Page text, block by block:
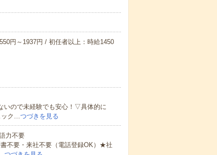
円～1937円 / 初任者以上：時給1450
いので未経験でも安心！▽具体的に
ック…つづきを見る
力不要
不要・来社不要（電話登録OK）★社